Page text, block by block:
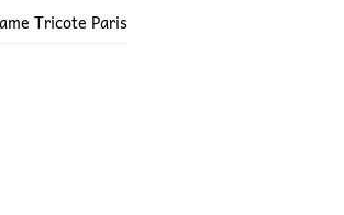
Tricote Paris